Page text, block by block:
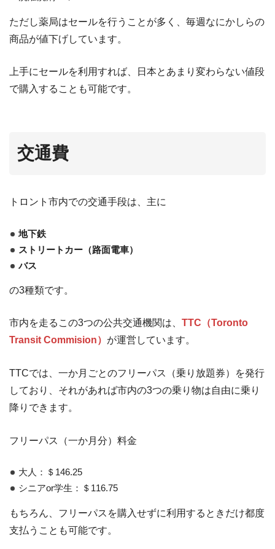
ただし薬局はセールを行うことが多く、毎週なにかしらの
商品が値下げしています。
上手にセールを利用すれば、日本とあまり変わらない値段
で購入することも可能です。
交通費
トロント市内での交通手段は、主に
地下鉄
ストリートカー（路面電車）
バス
の3種類です。
市内を走るこの3つの公共交通機関は、 TTC（Toronto
Transit Commision） が運営しています。
TTCでは、一か月ごとのフリーパス（乗り放題券）を発行
しており、それがあれば市内の3つの乗り物は自由に乗り
降りできます。
フリーパス（一か月分）料金
大人：＄146.25
シニアor学生：＄116.75
もちろん、フリーパスを購入せずに利用するときだけ都度
支払うことも可能です。